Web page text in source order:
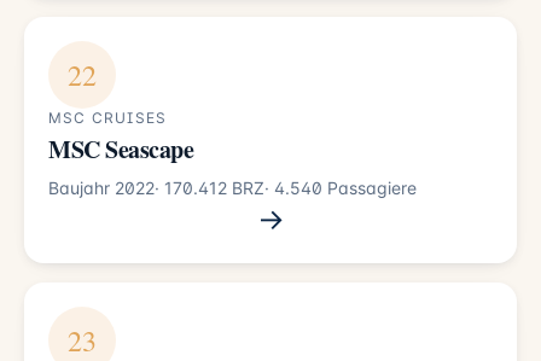
22
MSC CRUISES
MSC Seascape
Baujahr 2022· 170.412 BRZ· 4.540 Passagiere
→
23